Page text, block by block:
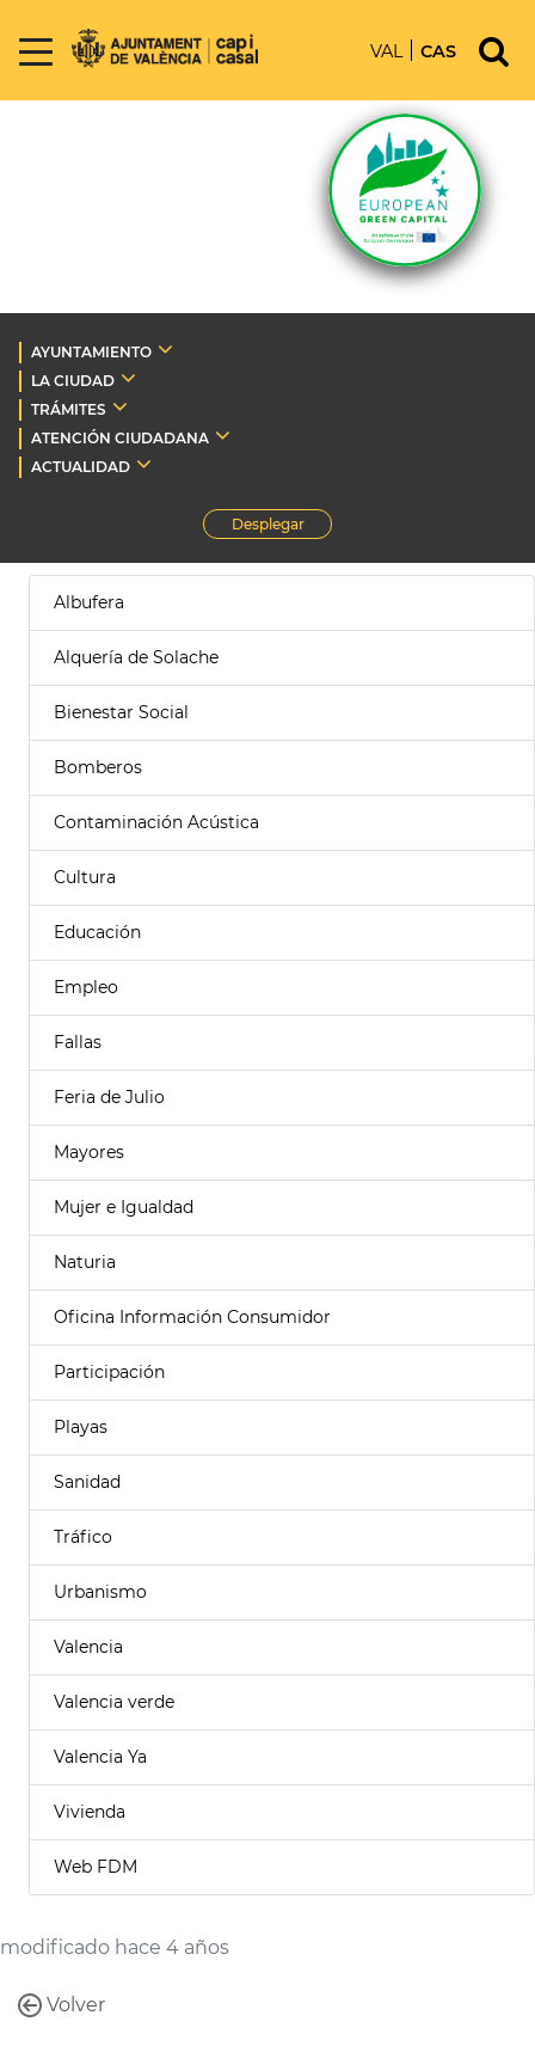
VAL CAS
AYUNTAMIENTO
LA CIUDAD
TRÁMITES
ATENCIÓN CIUDADANA
ACTUALIDAD
Desplegar
Albufera
Alquería de Solache
Bienestar Social
Bomberos
Contaminación Acústica
Cultura
Educación
Empleo
Fallas
Feria de Julio
Mayores
Mujer e Igualdad
Naturia
Oficina Información Consumidor
Participación
Playas
Sanidad
Tráfico
Urbanismo
Valencia
Valencia verde
Valencia Ya
Vivienda
Web FDM
modificado hace 4 años
Volver